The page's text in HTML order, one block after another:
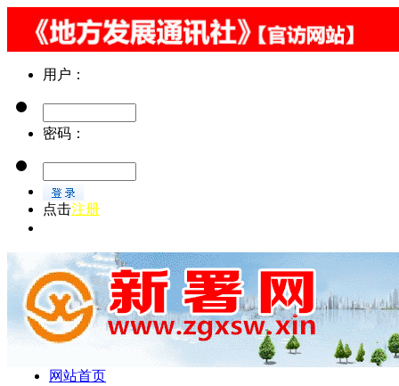
用户：
密码：
点击注册
网站首页